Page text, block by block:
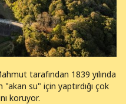
tarafından 1839 yılında
su" için yaptırdığı çok
koruyor.